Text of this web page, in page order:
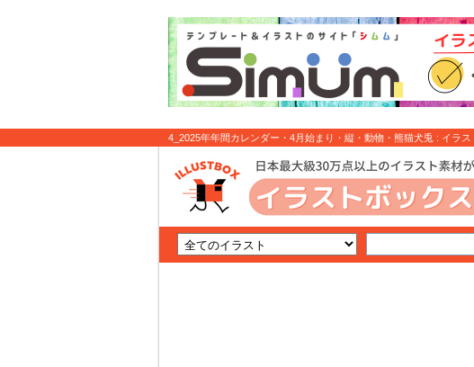
4_2025年年間カレンダー・4月始まり・縦・動物・熊猫犬兎 : イラス